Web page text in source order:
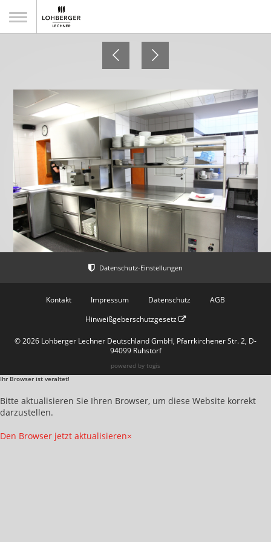
Gasthof Süss
Kontakt Impressum Datenschutz
AGB
Hinweißgeberschutzgesetz
© 2026 Lohberger Lechner Deutschland GmbH, Pfarrkirchener Str. 2, D-
94099 Ruhstorf
powered by togis
Ihr Browser ist veraltet!
Bitte aktualisieren Sie Ihren Browser, um diese Website korrekt
darzustellen.
Den Browser jetzt aktualisieren×